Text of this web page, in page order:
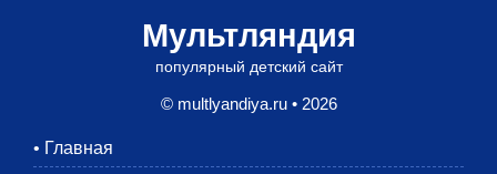
Мультляндия
популярный детский сайт
© multlyandiya.ru • 2026
• Главная